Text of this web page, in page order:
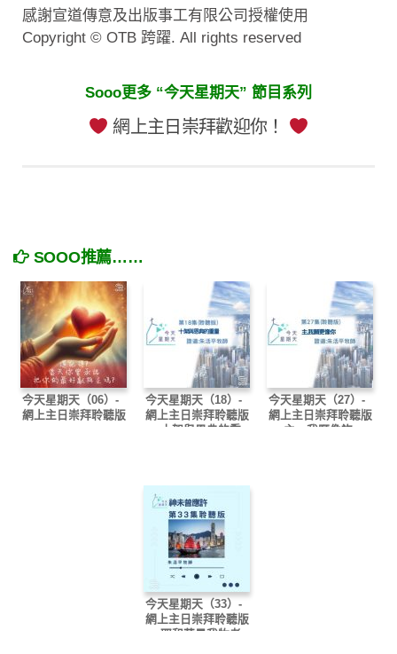
感謝宣道傳意及出版事工有限公司授權使用
Copyright © OTB 跨躍. All rights reserved
Sooo更多 “今天星期天” 節目系列
網上主日崇拜歡迎你！
SOOO推薦……
今天星期天（06）-
網上主日崇拜聆聽版
今天星期天（18）-
網上主日崇拜聆聽版
— 十架與恩典的重
今天星期天（27）-
網上主日崇拜聆聽版
— 主，我願像祢
今天星期天（33）-
網上主日崇拜聆聽版
— 耶和華是我牧者